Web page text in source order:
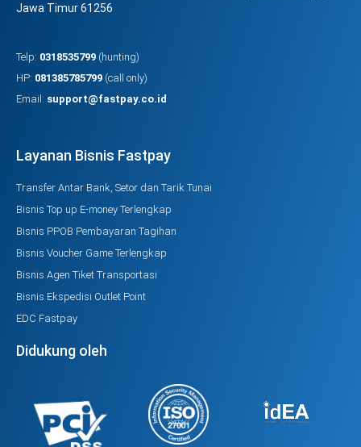
Jawa Timur 61256
Telp: 0318535799 (hunting)
HP: 081385785799 (call only)
Email: support@fastpay.co.id
Layanan Bisnis Fastpay
Transfer Antar Bank, Setor dan Tarik Tunai
Bisnis Top up E-money Terlengkap
Bisnis PPOB Pembayaran Tagihan
Bisnis Voucher Game Terlengkap
Bisnis Agen Tiket Transportasi
Bisnis Ekspedisi Outlet Point
EDC Fastpay
Didukung oleh